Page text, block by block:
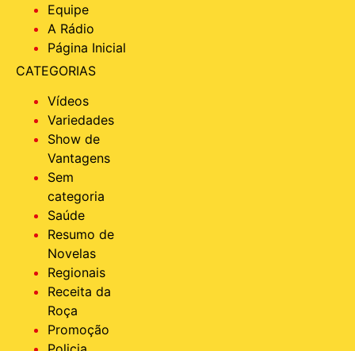
Equipe
A Rádio
Página Inicial
CATEGORIAS
Vídeos
Variedades
Show de
Vantagens
Sem
categoria
Saúde
Resumo de
Novelas
Regionais
Receita da
Roça
Promoção